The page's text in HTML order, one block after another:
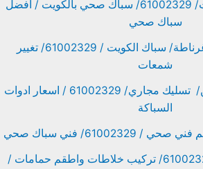
سباك صحي الصليبيخات/ 61002329/ سباك صحي بالكويت / افضل
سباك صحي
رقم سباك بالكويت غرناطة/ سباك الكويت / 61002329/ تغيير
شمعات
افضل فني صحي حطين/ تسليك مجاري/ 61002329 / اسعار ادوات
السباكة
فني سباك صحي
فني صحي الزهراء/ 61002329/ تركيب خلاطات واطقم حمامات /